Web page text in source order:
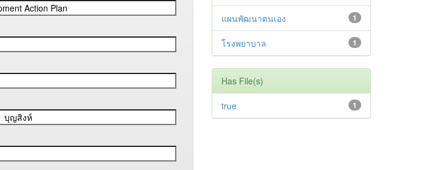
1
แผนพัฒนาตนเอง
1
โรงพยาบาล
Has File(s)
1
true